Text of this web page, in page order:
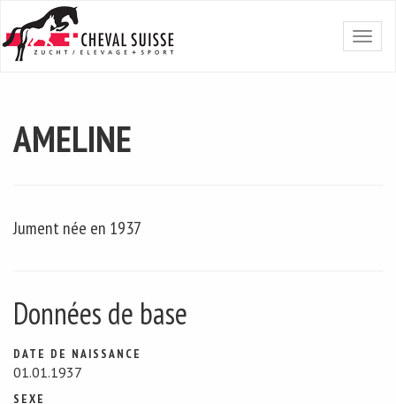
AMELINE
Jument née en 1937
Données de base
DATE DE NAISSANCE
01.01.1937
SEXE